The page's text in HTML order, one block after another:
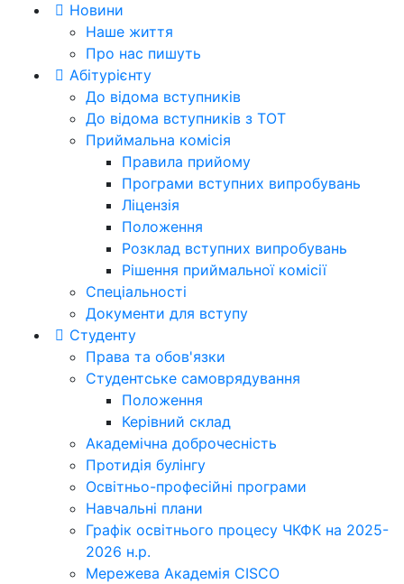
Новини
Наше життя
Про нас пишуть
Абітурієнту
До відома вступників
До відома вступників з ТОТ
Приймальна комісія
Правила прийому
Програми вступних випробувань
Ліцензія
Положення
Розклад вступних випробувань
Рішення приймальної комісії
Спеціальності
Документи для вступу
Студенту
Права та обов'язки
Студентське самоврядування
Положення
Керівний склад
Академічна доброчесність
Протидія булінгу
Освітньо-професійні програми
Навчальні плани
Графік освітнього процесу ЧКФК на 2025-
2026 н.р.
Мережева Академія CISCO